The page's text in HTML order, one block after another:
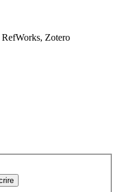
RefWorks, Zotero